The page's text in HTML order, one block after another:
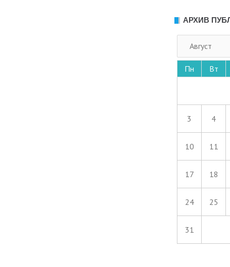
АРХИВ
Пн Вт
3 4
10 11
17 18
24 25
31